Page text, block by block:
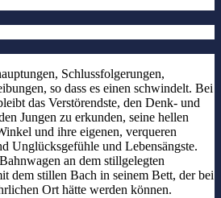
Schlussfolgerungen,
so dass es einen schwindelt. Bei
das Verstörendste, den Denk- und
Jungen zu erkunden, seine hellen
und ihre eigenen, verqueren
Unglücksgefühle und Lebensängste.
an dem stillgelegten
dem stillen Bach in seinem Bett, der bei
Ort hätte werden können.